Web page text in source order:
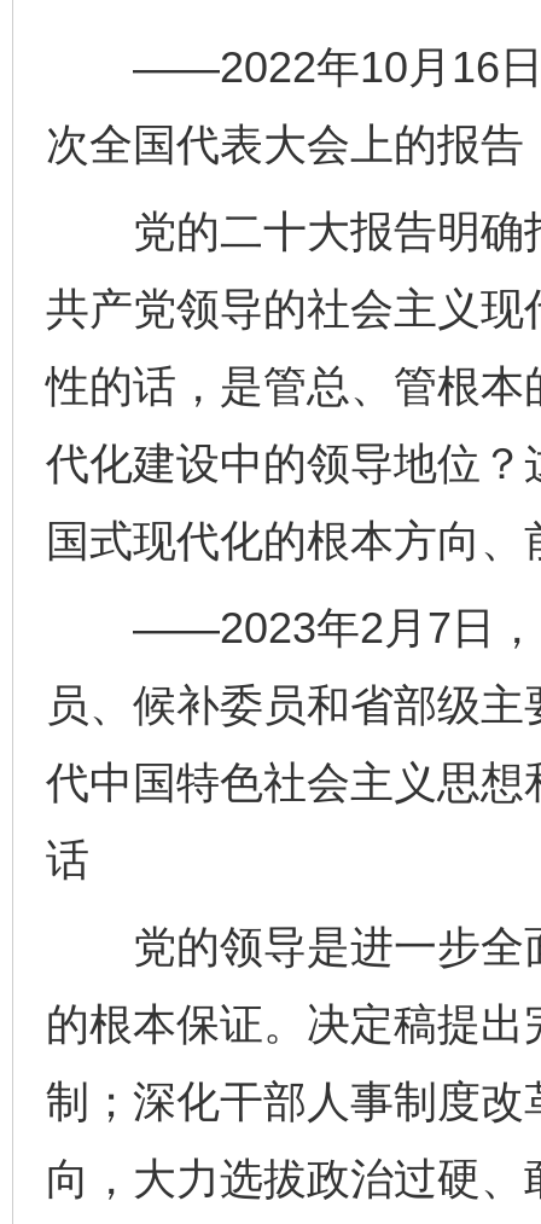
——2022年10月16日
次全国代表大会上的报告
党的二十大报告明确
共产党领导的社会主义现
性的话，是管总、管根
代化建设中的领导地位
国式现代化的根本方向
——2023年2月7日，
员、候补委员和省部级
代中国特色社会主义思
话
党的领导是进一步全
的根本保证。决定稿提
制；深化干部人事制度
向，大力选拔政治过硬